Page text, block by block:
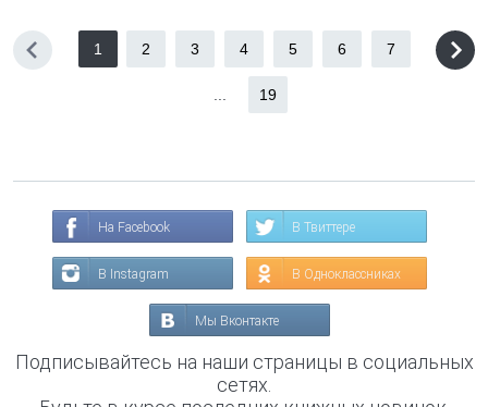
1 2 3 4 5 6 7
19
На Facebook В Твиттере
В Instagram В Одноклассниках
Мы Вконтакте
Подписывайтесь на наши страницы в социальных
сетях.